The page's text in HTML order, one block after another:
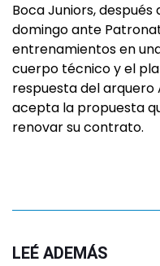
Boca Juniors,
domingo ante
entrenamientos en
cuerpo técnico y el
respuesta del arquero
acepta la propuesta
renovar su contrato.
LEÉ ADEMÁS